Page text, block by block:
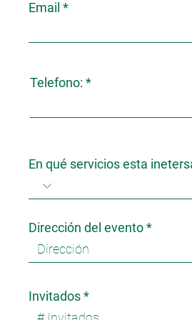
Email
Telefono:
En qué servicios esta
Dirección del evento
Invitados